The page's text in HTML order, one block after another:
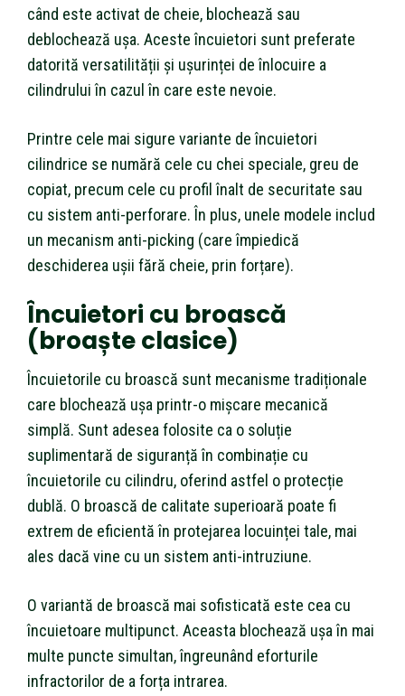
când este activat de cheie, blochează sau
deblochează ușa. Aceste încuietori sunt preferate
datorită versatilității și ușurinței de înlocuire a
cilindrului în cazul în care este nevoie.
Printre cele mai sigure variante de încuietori
cilindrice se numără cele cu chei speciale, greu de
copiat, precum cele cu profil înalt de securitate sau
cu sistem anti-perforare. În plus, unele modele includ
un mecanism anti-picking (care împiedică
deschiderea ușii fără cheie, prin forțare).
Încuietori cu broască
(broaște clasice)
Încuietorile cu broască sunt mecanisme tradiționale
care blochează ușa printr-o mișcare mecanică
simplă. Sunt adesea folosite ca o soluție
suplimentară de siguranță în combinație cu
încuietorile cu cilindru, oferind astfel o protecție
dublă. O broască de calitate superioară poate fi
extrem de eficientă în protejarea locuinței tale, mai
ales dacă vine cu un sistem anti-intruziune.
O variantă de broască mai sofisticată este cea cu
încuietoare multipunct. Aceasta blochează ușa în mai
multe puncte simultan, îngreunând eforturile
infractorilor de a forța intrarea.